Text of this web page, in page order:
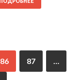
86 87 …